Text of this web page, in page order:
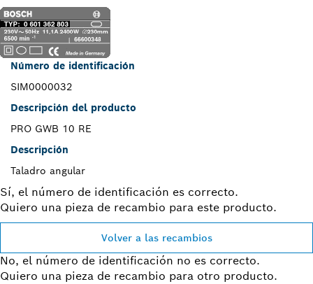
Número de identificación
SIM0000032
Descripción del producto
PRO GWB 10 RE
Descripción
Taladro angular
Sí, el número de identificación es correcto.
Quiero una pieza de recambio para este producto.
Volver a las recambios
No, el número de identificación no es correcto.
Quiero una pieza de recambio para otro producto.